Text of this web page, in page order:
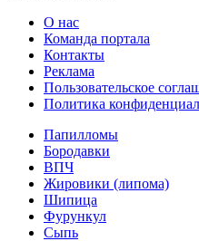
О нас
Команда портала
Контакты
Реклама
Пользовательское
Политика
Папилломы
Бородавки
ВПЧ
Жировики (липома)
Шипица
Фурункул
Сыпь